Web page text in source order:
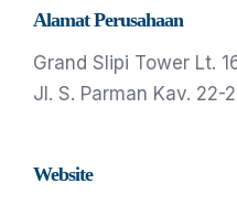
Alamat Perusahaan
Grand Slipi Tower Lt.
Jl. S. Parman Kav. 22-
Website